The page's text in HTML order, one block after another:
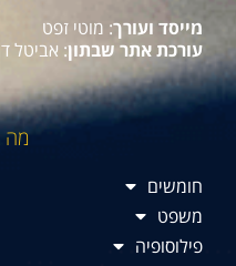
מייסד ועורך: מוטי זפט
עורכת אתר שבתון: אביטל
מה
חומשים
משפט
פילוסופיה